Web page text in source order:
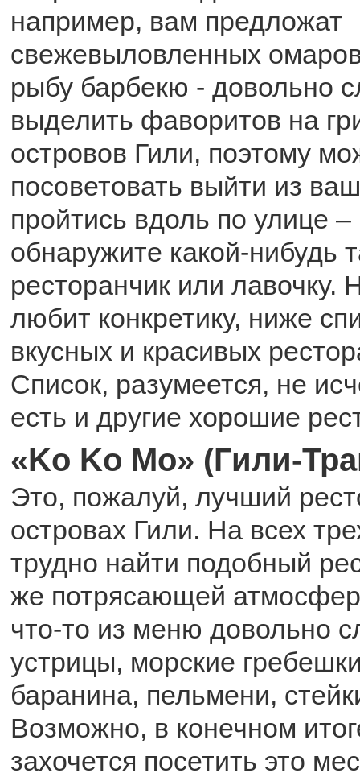
например, вам предложат
свежевыловленных
рыбу барбекю - довольно
выделить фаворитов на
островов Гили, поэтому
посоветовать выйти из
пройтись вдоль по улице
обнаружите какой-нибудь
ресторанчик или лавочку.
любит конкретику, ниже
вкусных и красивых
Список, разумеется, не
есть и другие хорошие
«Ko Ko Mo» (Гили-
Это, пожалуй, лучший
островах Гили. На всех
трудно найти подобный
же потрясающей
что-то из меню довольно
устрицы, морские
баранина, пельмени,
Возможно, в конечном
захочется посетить это